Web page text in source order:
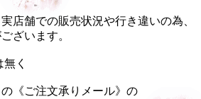
店舗での販売状況や行き違いの為、
ざいます。
く
《ご注文承りメール》の